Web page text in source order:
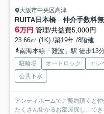
大阪市中央区高津
RUITA日本橋 仲介手数料
6万円 管理/共益費5,000円
23.66㎡ (1K) /築19年 /8階建
南海本線「難波」駅 徒歩13
駐輪場 オートロック エレ
公共下水
アンティホームでご契約頂くと
たくさん掛かるお部屋探し。で